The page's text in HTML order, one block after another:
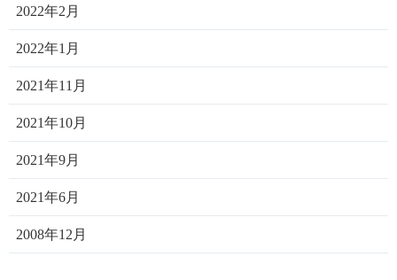
2022年2月
2022年1月
2021年11月
2021年10月
2021年9月
2021年6月
2008年12月